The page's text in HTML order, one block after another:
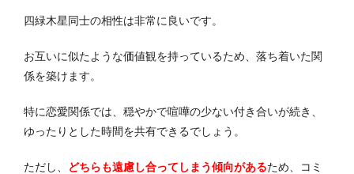
四緑木星同士の相性は非常に良いです。
お互いに似たような価値観を持っているため、落ち着いた関
係を築けます。
特に恋愛関係では、穏やかで喧嘩の少ない付き合いが続き、
ゆったりとした時間を共有できるでしょう。
ただし、 どちらも遠慮し合ってしまう傾向があるため、コミ